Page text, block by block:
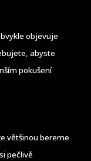
objevuje
abyste
pokušení
většinou bereme
pečlivě